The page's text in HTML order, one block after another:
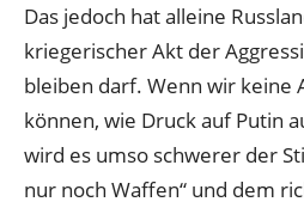
Das jedoch hat alleine
kriegerischer Akt der
bleiben darf. Wenn wir keine
können, wie Druck auf Putin
wird es umso schwerer der
nur noch Waffen“ und dem